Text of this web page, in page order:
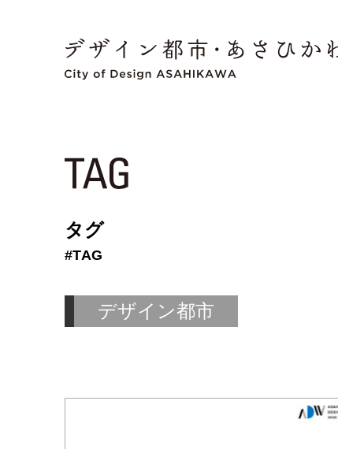
タグ
#TAG
デザイン都市